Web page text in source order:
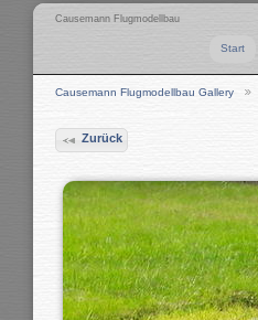
Causemann Flugmodellbau
Start
Causemann Flugmodellbau Gallery
Zurück